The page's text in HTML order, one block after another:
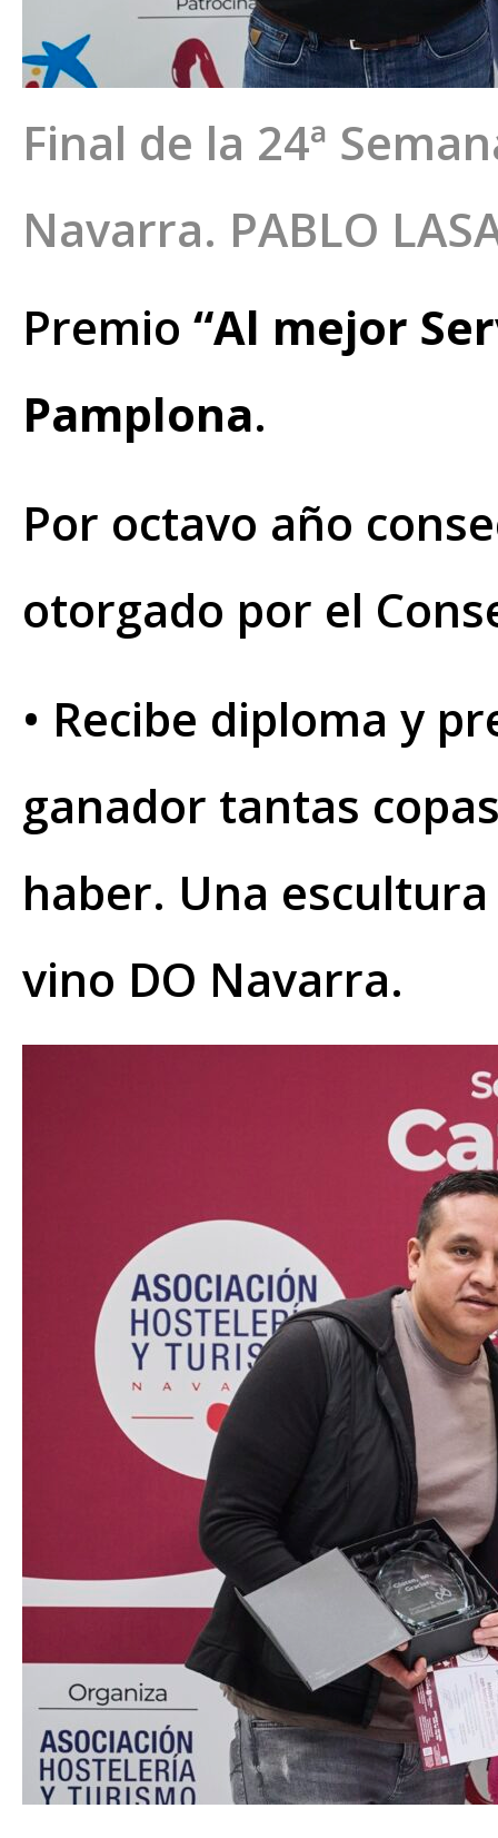
Final de la 24ª
Navarra. PABLO
Premio “Al mejor
Pamplona.
Por octavo año
otorgado por el
• Recibe diploma y
ganador tantas
haber. Una
vino DO Navarra.